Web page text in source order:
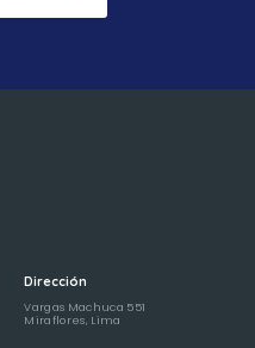
Dirección
Vargas Machuca 551
Miraflores, Lima